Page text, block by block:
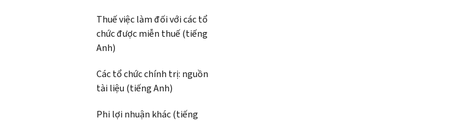
Thuế việc làm đối với các tổ
chức được miễn thuế (tiếng
Anh)
Các tổ chức chính trị: nguồn
tài liệu (tiếng Anh)
Phi lợi nhuận khác (tiếng